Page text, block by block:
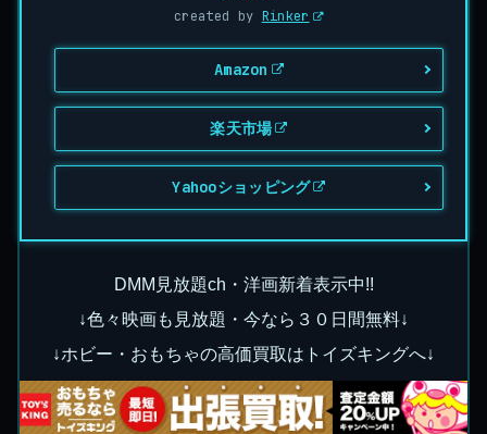
created by Rinker
Amazon
楽天市場
Yahooショッピング
DMM見放題ch・洋画新着表示中!!
↓色々映画も見放題・今なら３０日間無料↓
↓ホビー・おもちゃの高価買取はトイズキングへ↓